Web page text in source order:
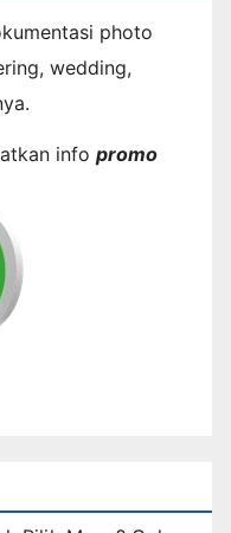
photo
wedding,
info promo